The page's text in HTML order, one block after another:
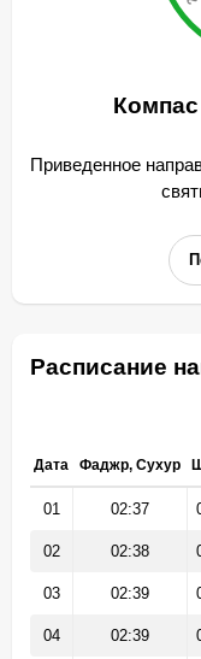
Приведенное
Расписание
Дата Фаджр, Сухур
01 02:37
02 02:38
03 02:39
04 02:39